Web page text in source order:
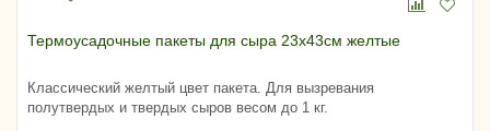
Термоусадочные пакеты для сыра 23х43см желтые
Классический желтый цвет пакета. Для вызревания
полутвердых и твердых сыров весом до 1 кг.